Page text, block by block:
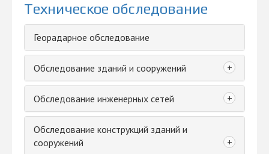
Техническое обследование
Георадарное обследование
Обследование зданий и сооружений +
Обследование инженерных сетей +
Обследование конструкций зданий и
сооружений
+